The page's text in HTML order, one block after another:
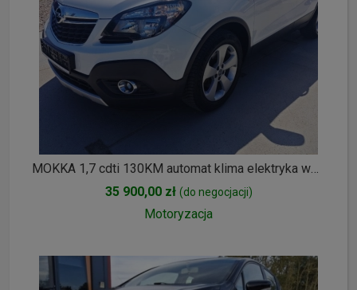
MOKKA 1,7 cdti 130KM automat klima elektryka wspomaganie alu oplacona
35 900,00 zł (do negocjacji)
Motoryzacja